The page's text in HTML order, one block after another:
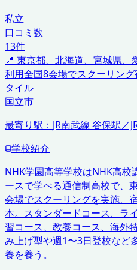
私立
口コミ数
13件
📍 東京都、北海道、宮城県、
利用全国8会場でスクーリング
タイル
国立市
最寄り駅： JR南武線 谷保駅／
学校紹介
NHK学園高等学校はNHK高校
ースで学べる通信制高校で、
会場でスクーリングを実施、
本。スタンダードコース、ラ
習コース、教養コース、海外
み上げ型や週1〜3日登校など
養を養う。